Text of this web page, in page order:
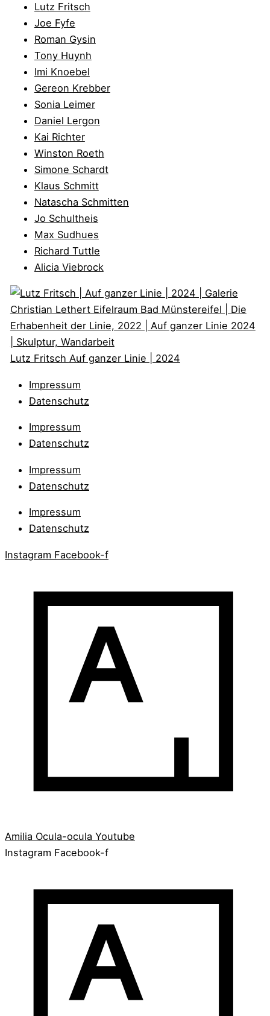
Lutz Fritsch
Joe Fyfe
Roman Gysin
Tony Huynh
Imi Knoebel
Gereon Krebber
Sonia Leimer
Daniel Lergon
Kai Richter
Winston Roeth
Simone Schardt
Klaus Schmitt
Natascha Schmitten
Jo Schultheis
Max Sudhues
Richard Tuttle
Alicia Viebrock
Lutz Fritsch Auf ganzer Linie | 2024
Impressum
Datenschutz
Impressum
Datenschutz
Impressum
Datenschutz
Impressum
Datenschutz
Instagram Facebook-f
Amilia Ocula-ocula Youtube
Instagram Facebook-f